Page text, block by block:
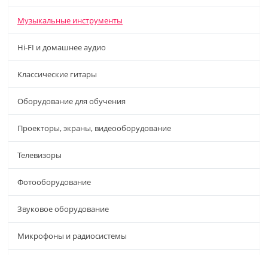
Музыкальные инструменты
Hi-FI и домашнее аудио
Классические гитары
Оборудование для обучения
Проекторы, экраны, видеооборудование
Телевизоры
Фотооборудование
Звуковое оборудование
Микрофоны и радиосистемы